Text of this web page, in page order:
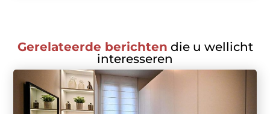
Gerelateerde berichten die u wellicht
interesseren